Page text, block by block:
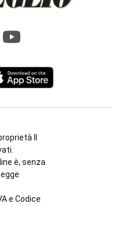
Il
è, senza
e Codice